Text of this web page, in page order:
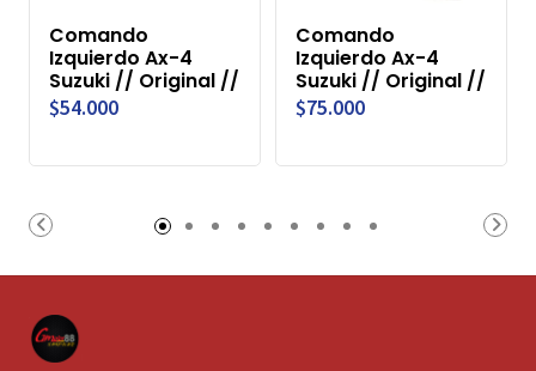
Comando
Izquierdo Ax-4
Suzuki // Original //
$54.000
Comando
Izquierdo Ax-4
Suzuki // Original //
$75.000